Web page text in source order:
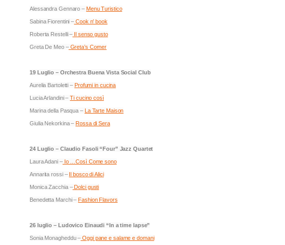
Alessandra Gennaro – Menu Turistico
Sabina Fiorentini – Cook n’ book
Roberta Restelli – Il senso gusto
Greta De Meo –Greta’s Corner
19 Luglio – Orchestra Buena Vista Social Club
Aurelia Bartoletti – Profumi in cucina
Lucia Arlandini –Ti cucino così
Marina della Pasqua – La Tarte Maison
Giulia Nekorkina – Rossa di Sera
24 Luglio – Claudio Fasoli “Four” Jazz Quartet
Laura Adani –Io …Così Come sono
Annarita rossi – Il bosco di Alici
Monica Zacchia –Dolci gusti
Benedetta Marchi – Fashion Flavors
26 luglio – Ludovico Einaudi “In a time lapse”
Sonia Monagheddu – Oggi pane e salame e domani